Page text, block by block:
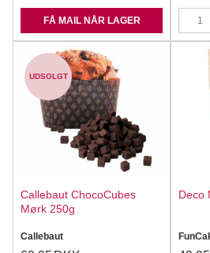
FÅ MAIL NÅR LAGER
UDSOLGT
Callebaut ChocoCubes
Mørk 250g
Callebaut
Deco